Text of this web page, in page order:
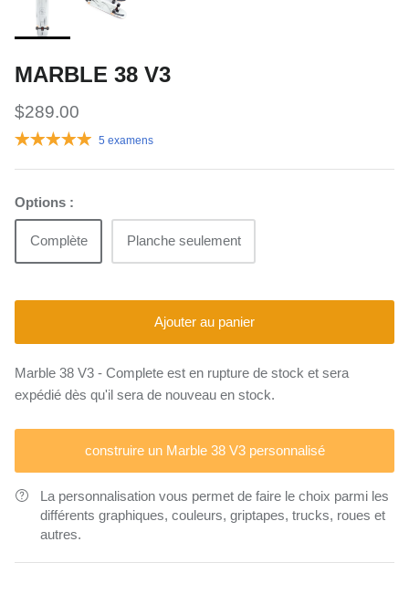
MARBLE 38 V3
$289.00
5 examens
Options :
Complète Planche seulement
Ajouter au panier
Marble 38 V3 - Complete est en rupture de stock et sera
expédié dès qu'il sera de nouveau en stock.
construire un Marble 38 V3 personnalisé
La personnalisation vous permet de faire le choix parmi les
différents graphiques, couleurs, griptapes, trucks, roues et
autres.